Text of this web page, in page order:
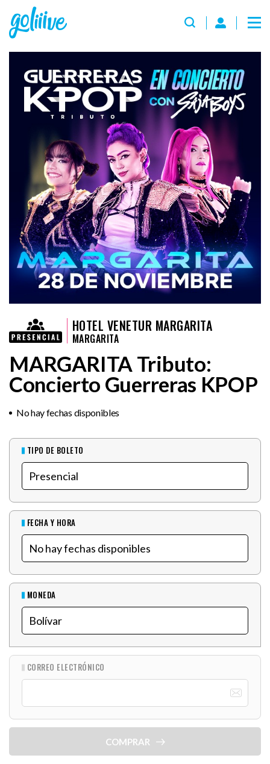
HOTEL VENETUR MARGARITA
MARGARITA
MARGARITA Tributo:
Concierto Guerreras KPOP
No hay fechas disponibles
TIPO DE BOLETO
FECHA Y HORA
MONEDA
CORREO ELECTRÓNICO
COMPRAR